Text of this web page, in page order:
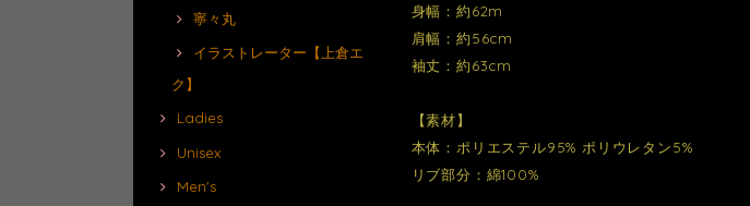
寧々丸
イラストレーター【上倉エ
ク】
Ladies
Unisex
Men's
身幅：約62m
肩幅：約56cm
袖丈：約63cm
【素材】
本体：ポリエステル95% ポリウレタン5%
リブ部分：綿100%